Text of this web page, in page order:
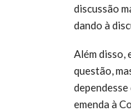
discussão
dando à
Além disso,
questão,
emenda à